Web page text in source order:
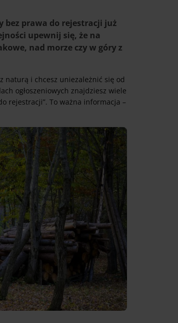
bez prawa do rejestracji już
upewnij się, że na
nad morze czy w góry z
naturą i chcesz uniezależnić się od
ogłoszeniowych znajdziesz wiele
rejestracji”. To ważna informacja –